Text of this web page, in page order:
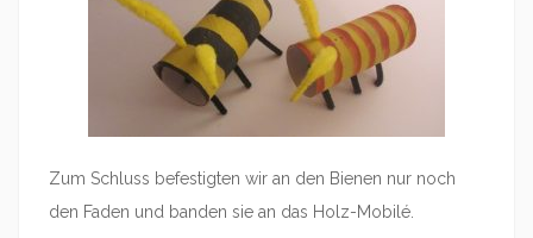
Zum Schluss befestigten wir an den Bienen nur noch
den Faden und banden sie an das Holz-Mobilé.